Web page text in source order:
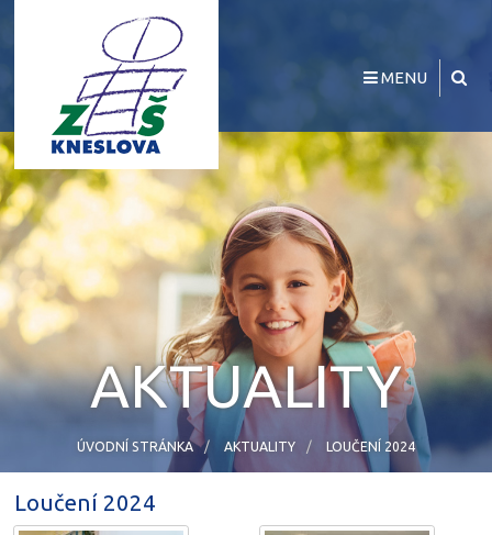
MENU
AKTUALITY
ÚVODNÍ STRÁNKA AKTUALITY LOUČENÍ 2024
Loučení 2024